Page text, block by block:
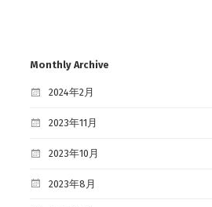
Monthly Archive
2024年2月
2023年11月
2023年10月
2023年8月